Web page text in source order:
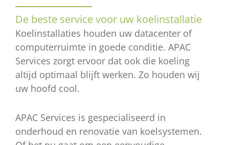
De beste service voor uw koelinstallatie
Koelinstallaties houden uw datacenter of
computerruimte in goede conditie. APAC
Services zorgt ervoor dat ook die koeling
altijd optimaal blijft werken. Zo houden wij
uw hoofd cool.
APAC Services is gespecialiseerd in
onderhoud en renovatie van koelsystemen.